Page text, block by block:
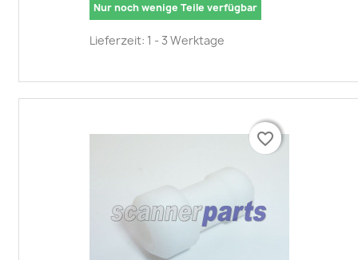
Nur noch wenige Teile verfügbar
Lieferzeit: 1 - 3 Werktage
favorite_border
favorite_border